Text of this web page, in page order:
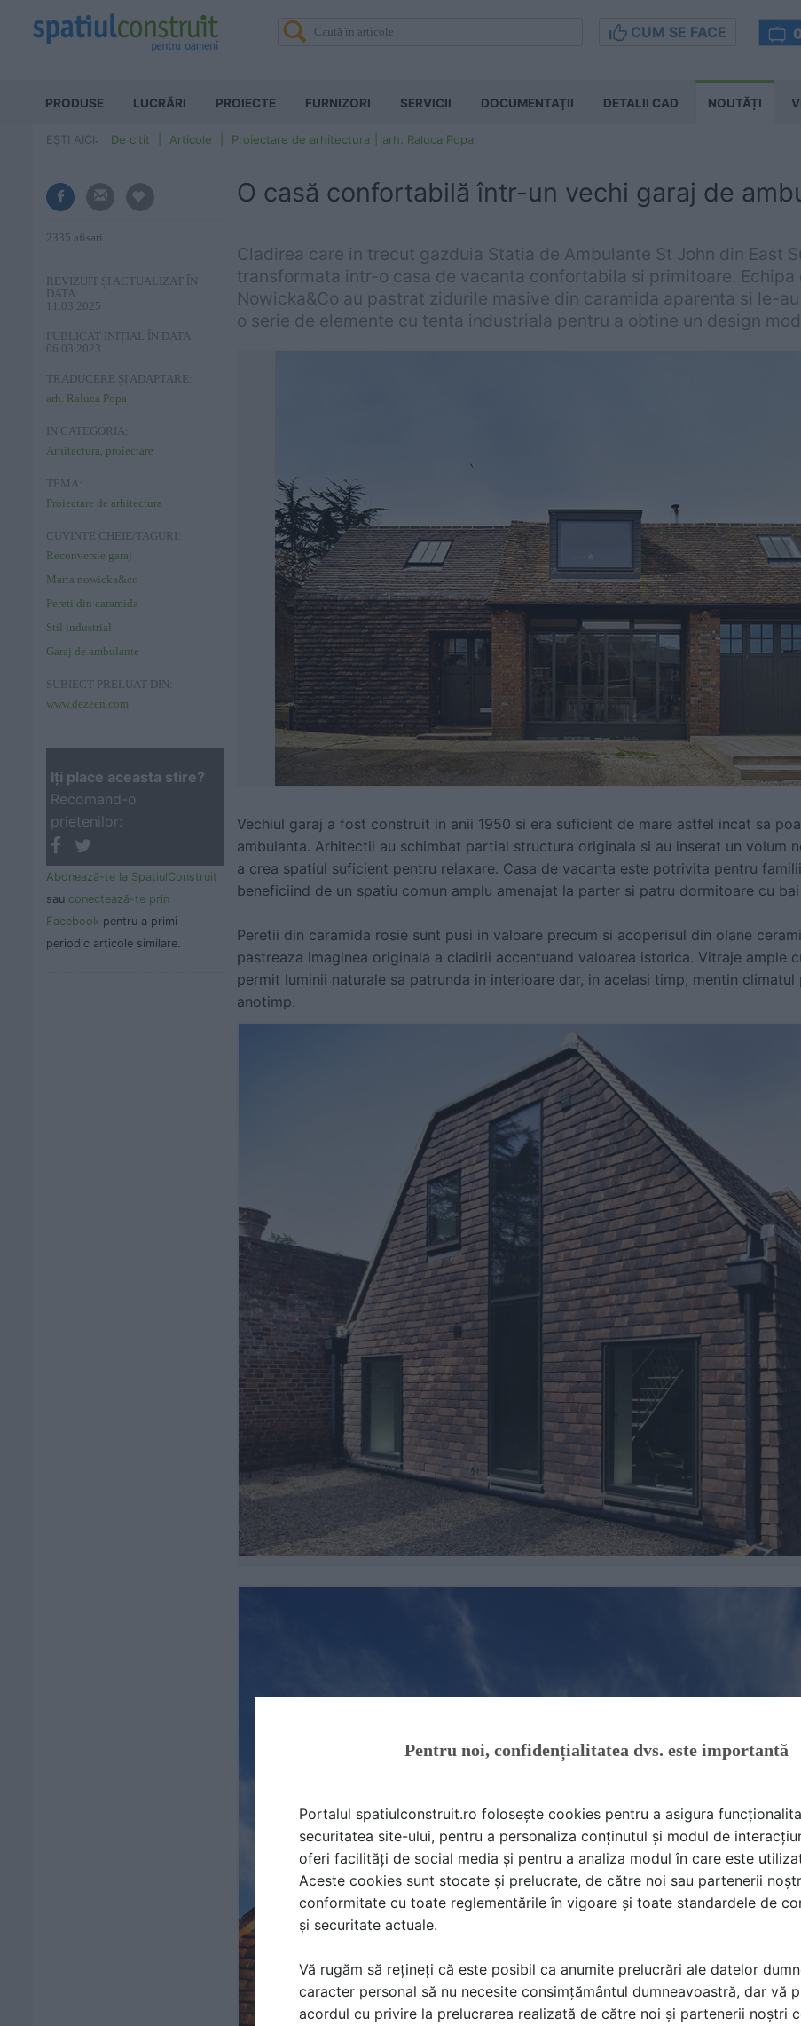
CUM SE FACE
PRODUSE LUCRĂRI PROIECTE FURNIZORI SERVICII DOCUMENTAŢII DETALII CAD NOUTĂȚI
EȘTI AICI: De citit Articole Proiectare de arhitectura arh. Raluca Popa
2335 afisari
REVIZUIT ȘI ACTUALIZAT ÎN
DATA:
11.03.2025
PUBLICAT INIȚIAL ÎN DATA:
06.03.2023
TRADUCERE ȘI ADAPTARE:
arh. Raluca Popa
IN CATEGORIA:
Arhitectura, proiectare
TEMA:
Proiectare de arhitectura
CUVINTE CHEIE/TAGURI:
Reconversie garaj
Marta nowicka&co
Pereti din caramida
Stil industrial
Garaj de ambulante
SUBIECT PRELUAT DIN:
www.dezeen.com
Iţi place aceasta stire?
Recomand-o
prietenilor:
Abonează-te la SpaţiulConstruit
sau conectează-te prin
Facebook pentru a primi
periodic articole similare.
O casă confortabilă într-un vechi garaj de
Cladirea care in trecut gazduia Statia de Ambulante St John din East
transformata intr-o casa de vacanta confortabila si primitoare. Echipa
Nowicka&Co au pastrat zidurile masive din caramida aparenta si le-
o serie de elemente cu tenta industriala pentru a obtine un design
Vechiul garaj a fost construit in anii 1950 si era suficient de mare astfel incat sa
ambulanta. Arhitectii au schimbat partial structura originala si au inserat un volum
a crea spatiul suficient pentru relaxare. Casa de vacanta este potrivita pentru
beneficiind de un spatiu comun amplu amenajat la parter si patru dormitoare cu
Peretii din caramida rosie sunt pusi in valoare precum si acoperisul din olane
pastreaza imaginea originala a cladirii accentuand valoarea istorica. Vitraje ample
permit luminii naturale sa patrunda in interioare dar, in acelasi timp, mentin
anotimp.
Pentru noi, confidențialitatea dvs. este importantă
Portalul spatiulconstruit.ro folosește cookies pentru a asigura
securitatea site-ului, pentru a personaliza conținutul și modul de
oferi facilități de social media și pentru a analiza modul în care este
Aceste cookies sunt stocate și prelucrate, de către noi sau partenerii
conformitate cu toate reglementările în vigoare și toate standardele de
și securitate actuale.
Vă rugăm să rețineți că este posibil ca anumite prelucrări ale datelor
caracter personal să nu necesite consimțământul dumneavoastră, dar vă
acordul cu privire la prelucrarea realizată de către noi și partenerii noștri